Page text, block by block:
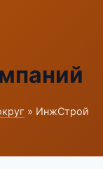
» ИнжСтрой